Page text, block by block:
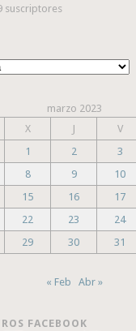
suscriptores
marzo 2023
X J V
1
2 3
8 9 10
15 16 17
22 23 24
29 30 31
« Feb Abr »
FACEBOOK